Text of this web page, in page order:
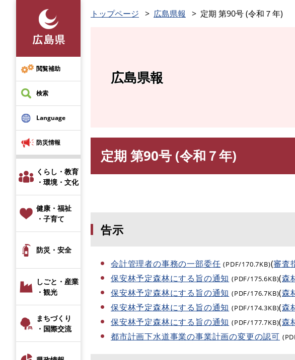
先
頭
で
す
閲覧補助
検索
Language
防災情報
くらし・教育
・環境・文化
健康・福祉
・子育て
防災・安全
しごと・産業
・観光
まちづくり
・国際交流
トップページ 広島県報 定期 第90号 (令和７年)
広島県報
定期 第90号 (令和７年)
告示
会計管理者の事務の一部委任 (PDF/170.7KB)(審査
保安林予定森林にする旨の通知 (PDF/175.6KB)(森
保安林予定森林にする旨の通知 (PDF/176.7KB)(森
保安林予定森林にする旨の通知 (PDF/174.3KB)(森
保安林予定森林にする旨の通知 (PDF/177.7KB)(森
都市計画下水道事業の事業計画の変更の認可